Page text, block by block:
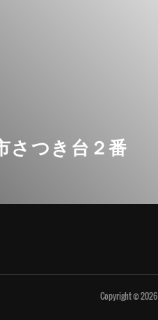
さつき台２番
Copyright ©2026